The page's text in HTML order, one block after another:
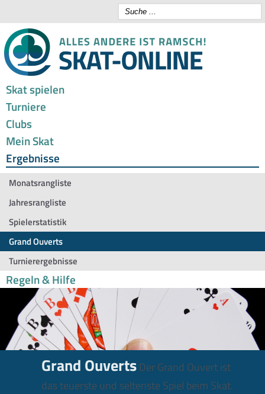
Skat spielen
Turniere
Clubs
Mein Skat
Ergebnisse
Monatsrangliste
Jahresrangliste
Spielerstatistik
Grand Ouverts
Turnierergebnisse
Regeln & Hilfe
Grand OuvertsDer Grand Ouvert ist
das teuerste und seltenste Spiel beim Skat.